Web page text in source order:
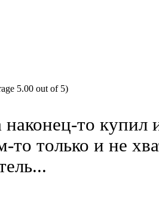
5.00 out of 5)
наконец-то купил
то только и не